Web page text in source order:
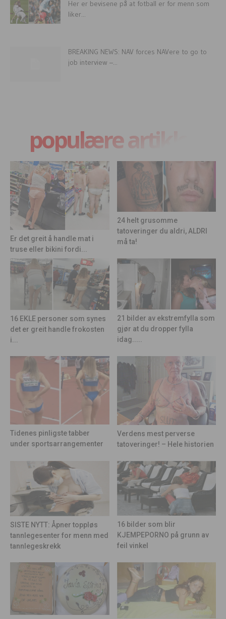
Her er bevisene på at fotball er for menn som
liker...
BREAKING NEWS: NAV forces NAVere to go to
job interview –...
populære artikler
Er det greit å handle mat i
truse eller bikini fordi...
24 helt grusomme
tatoveringer du aldri, ALDRI
må ta!
16 EKLE personer som synes
det er greit handle frokosten
i...
21 bilder av ekstremfylla som
gjør at du dropper fylla
idag.....
Tidenes pinligste tabber
under sportsarrangementer
Verdens mest perverse
tatoveringer! – Hele historien
SISTE NYTT: Åpner toppløs
tannlegesenter for menn med
tannlegeskrekk
16 bilder som blir
KJEMPEPORNO på grunn av
feil vinkel